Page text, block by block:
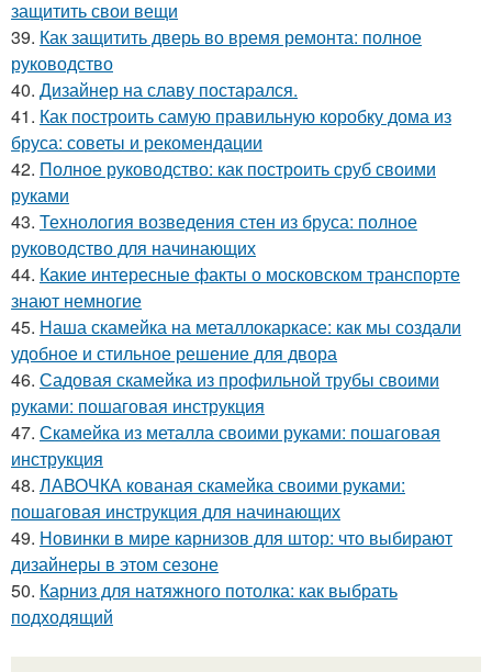
защитить свои вещи
39. Как защитить дверь во время ремонта: полное
руководство
40. Дизайнер на славу постарался.
41. Как построить самую правильную коробку дома из
бруса: советы и рекомендации
42. Полное руководство: как построить сруб своими
руками
43. Технология возведения стен из бруса: полное
руководство для начинающих
44. Какие интересные факты о московском транспорте
знают немногие
45. Наша скамейка на металлокаркасе: как мы создали
удобное и стильное решение для двора
46. Садовая скамейка из профильной трубы своими
руками: пошаговая инструкция
47. Скамейка из металла своими руками: пошаговая
инструкция
48. ЛАВОЧКА кованая скамейка своими руками:
пошаговая инструкция для начинающих
49. Новинки в мире карнизов для штор: что выбирают
дизайнеры в этом сезоне
50. Карниз для натяжного потолка: как выбрать
подходящий